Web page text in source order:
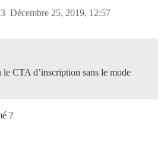
Décembre 25, 2019, 12:57
3
le CTA d’inscription sans le mode
?